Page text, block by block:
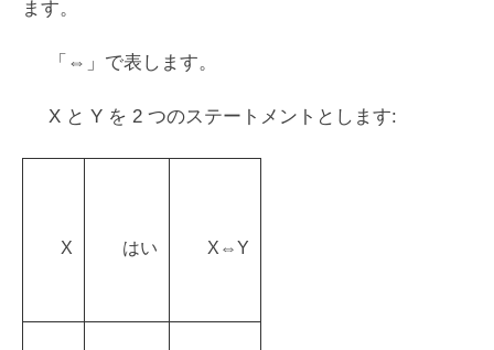
ます。
「⇔」で表します。
X と Y を 2 つのステートメントとします:
X はい X⇔Y